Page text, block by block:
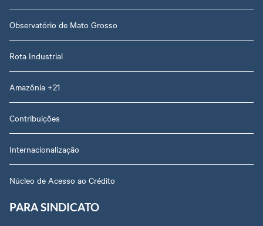
Observatório de Mato Grosso
Rota Industrial
Amazônia +21
Contribuições
Internacionalização
Núcleo de Acesso ao Crédito
PARA SINDICATO